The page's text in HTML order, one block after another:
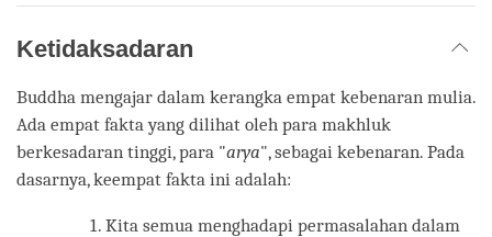
Ketidaksadaran
Buddha mengajar dalam kerangka empat kebenaran mulia.
Ada empat fakta yang dilihat oleh para makhluk
berkesadaran tinggi, para "arya", sebagai kebenaran. Pada
dasarnya, keempat fakta ini adalah:
Kita semua menghadapi permasalahan dalam